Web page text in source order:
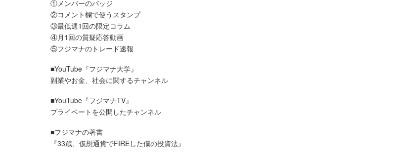
①メンバーのバッジ
②コメント欄で使うスタンプ
③最低週1回の限定コラム
④月1回の質疑応答動画
⑤フジマナのトレード速報
■YouTube『フジマナ大学』
副業やお金、社会に関するチャンネル
■YouTube『フジマナTV』
プライベートを公開したチャンネル
■フジマナの著書
『33歳、仮想通貨でFIREした僕の投資法』